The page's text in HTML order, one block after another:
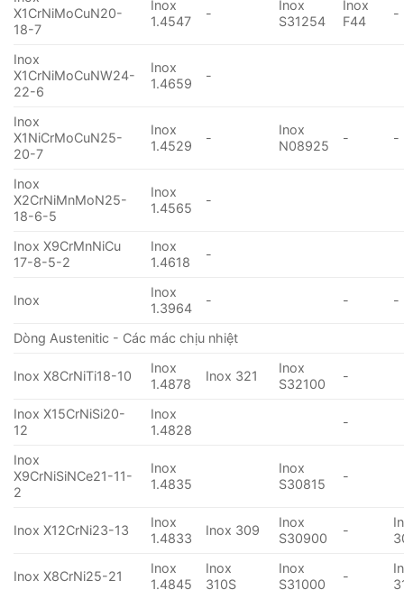
X1CrNiMoCuN20-
18-7
Inox
1.4547
-
Inox
S31254
Inox
F44
-
Inox
X1CrNiMoCuNW24-
22-6
Inox
1.4659
-
Inox
X1NiCrMoCuN25-
20-7
Inox
1.4529
-
Inox
N08925
- -
Inox
X2CrNiMnMoN25-
18-6-5
Inox
1.4565
-
Inox X9CrMnNiCu
17-8-5-2
Inox
1.4618
-
Inox
Inox
1.3964
- - -
Dòng Austenitic - Các mác chịu nhiệt
Inox X8CrNiTi18-10
Inox
1.4878
Inox 321
Inox
S32100
-
Inox X15CrNiSi20-
12
Inox
1.4828
-
Inox
X9CrNiSiNCe21-11-
2
Inox
1.4835
Inox
S30815
-
Inox X12CrNi23-13
Inox
1.4833
Inox 309
Inox
S30900
-
Inox X8CrNi25-21
Inox
1.4845
Inox
310S
Inox
S31000
-